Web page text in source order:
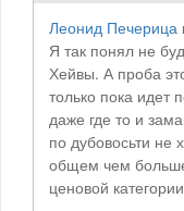
Леонид Печерица
Я так понял не
Хейвы. А проба
только пока идет
даже где то и
по дубовосьти
общем чем
ценовой